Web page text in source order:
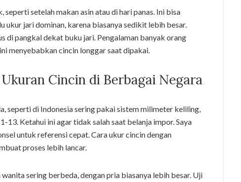
seperti setelah makan asin atau di hari panas. Ini bisa
ukur jari dominan, karena biasanya sedikit lebih besar.
di pangkal dekat buku jari. Pengalaman banyak orang
menyebabkan cincin longgar saat dipakai.
Cincin di Berbagai Negara
seperti di Indonesia sering pakai sistem milimeter keliling,
13. Ketahui ini agar tidak salah saat belanja impor. Saya
untuk referensi cepat. Cara ukur cincin dengan
proses lebih lancar.
sering berbeda, dengan pria biasanya lebih besar. Uji